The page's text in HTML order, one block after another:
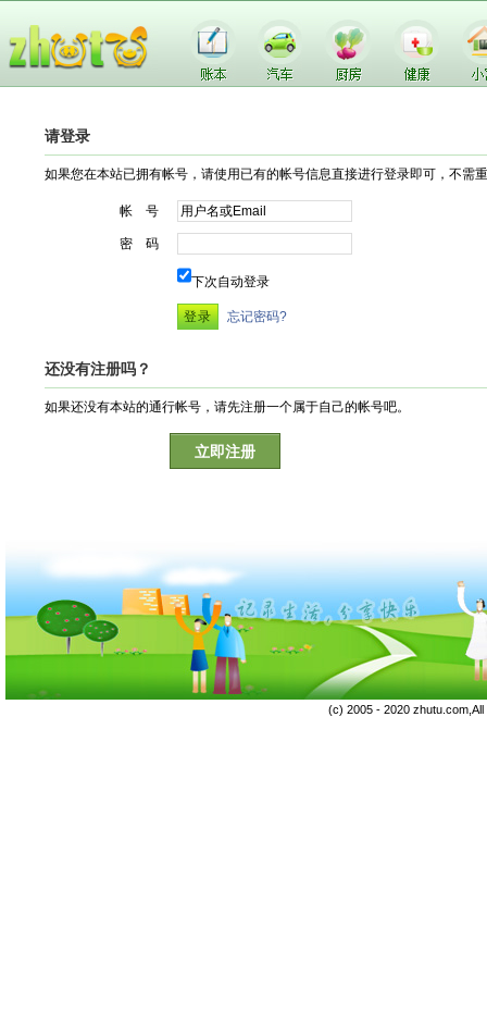
请登录
如果您在本站已拥有帐号，请使用已有的帐号信息直接进行登录即可，不需
帐 号
密 码
下次自动登录
忘记密码?
还没有注册吗？
如果还没有本站的通行帐号，请先注册一个属于自己的帐号吧。
立即注册
(c) 2005 - 2020